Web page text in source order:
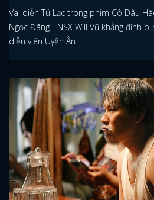
Vai diễn Tú Lạc trong phim Cô Dâu
Ngọc Đãng - NSX Will Vũ khẳng định
diễn viên Uyển Ân.